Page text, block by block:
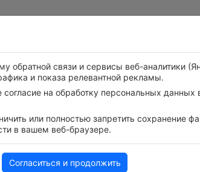
в Кабве на 3 дня
обратной связи и сервисы веб-аналитики
и показа релевантной рекламы.
на обработку персональных данных
или полностью запретить сохранение
в вашем веб-браузере.
Согласиться и продолжить